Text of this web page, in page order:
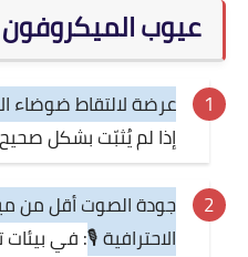
عيوب الميكروفون
عرضة لالتقاط ضوضاء
إذا لم يُثبّت بشكل
جودة الصوت أقل من
الاحترافية 🎙️: في بيئات